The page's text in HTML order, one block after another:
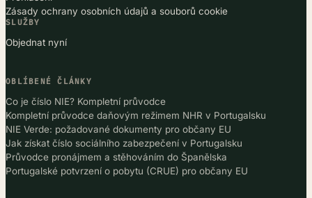
Zásady ochrany osobních údajů a souborů cookie
SLUŽBY
Objednat nyní
OBLÍBENÉ ČLÁNKY
Co je číslo NIE? Kompletní průvodce
Kompletní průvodce daňovým režimem NHR v Portugalsku
NIE Verde: požadované dokumenty pro občany EU
Jak získat číslo sociálního zabezpečení v Portugalsku
Průvodce pronájmem a stěhováním do Španělska
Portugalské potvrzení o pobytu (CRUE) pro občany EU